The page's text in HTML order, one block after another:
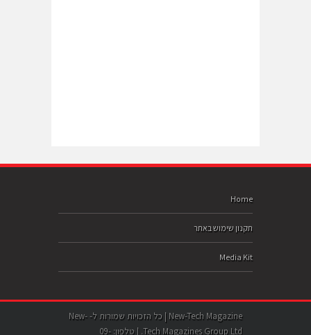
Home
תקנון שימוש באתר
Media Kit
New-Tech Magazine | כל הזכויות שמורות ל- New-
Tech Magazines Group Ltd. | טלפון: 09-